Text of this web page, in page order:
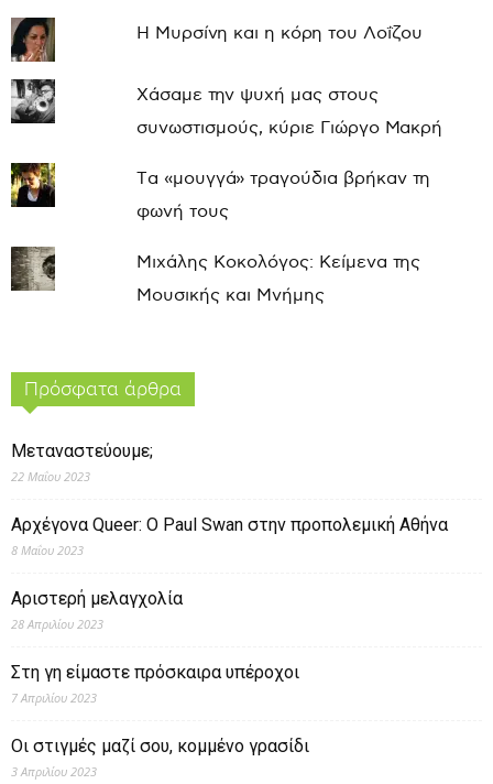
Η Μυρσίνη και η κόρη του Λοΐζου
Χάσαμε την ψυχή μας στους
συνωστισμούς, κύριε Γιώργο Μακρή
Τα «μουγγά» τραγούδια βρήκαν τη
φωνή τους
Μιχάλης Κοκολόγος: Κείμενα της
Μουσικής και Μνήμης
Πρόσφατα άρθρα
Μεταναστεύουμε;
22 Μαΐου 2023
Αρχέγονα Queer: O Paul Swan στην προπολεμική Αθήνα
8 Μαΐου 2023
Αριστερή μελαγχολία
28 Απριλίου 2023
Στη γη είμαστε πρόσκαιρα υπέροχοι
7 Απριλίου 2023
Οι στιγμές μαζί σου, κομμένο γρασίδι
3 Απριλίου 2023